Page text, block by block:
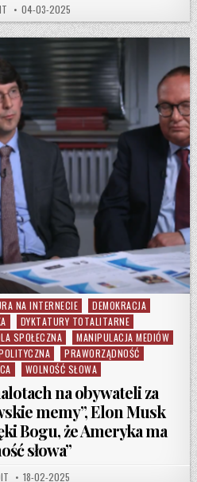
PUBLISHED DATE:
04-03-2025
NA INTERNECIE
DEMOKRACJA
DYKTATURY TOTALITARNE
SPOŁECZNA
MANIPULACJA MEDIÓW
PRAWORZĄDNOŚĆ
WOLNOŚĆ SŁOWA
na obywateli za
memy”, Elon Musk
Bogu, że Ameryka ma
słowa”
PUBLISHED DATE:
18-02-2025